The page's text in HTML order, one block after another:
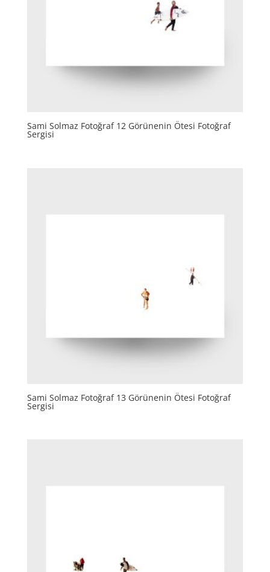
Sami Solmaz Fotoğraf 12 Görünenin Ötesi Fotoğraf
Sergisi
Sami Solmaz Fotoğraf 13 Görünenin Ötesi Fotoğraf
Sergisi